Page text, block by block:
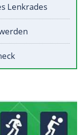
Lenkrades